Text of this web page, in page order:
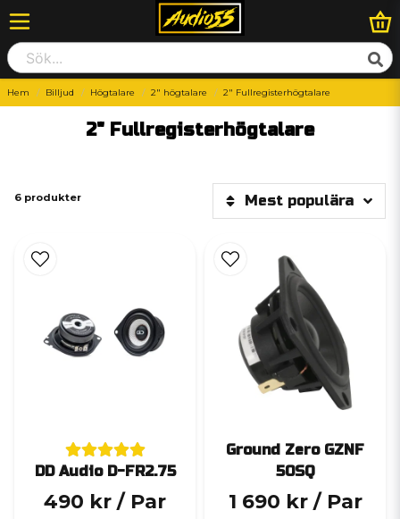
Hem Billjud Högtalare 2" högtalare 2" Fullregisterhögtalare
2" Fullregisterhögtalare
6 produkter Mest populära
DD Audio D-FR2.75
490 kr / Par
Ground Zero GZNF
50SQ
1 690 kr / Par